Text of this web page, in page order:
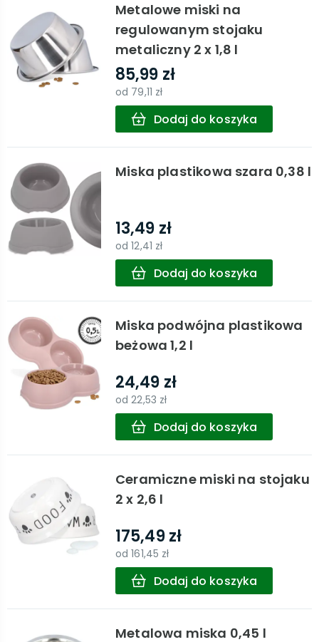
Metalowe miski na
regulowanym stojaku
metaliczny 2 x 1,8 l
85,99 zł
od 79,11 zł
Dodaj do koszyka
Miska plastikowa szara 0,38 l
13,49 zł
od12,41 zł
Dodaj do koszyka
Miska podwójna plastikowa
beżowa 1,2 l
24,49 zł
od22,53 zł
Dodaj do koszyka
Ceramiczne miski na stojaku
2 x 2,6 l
175,49 zł
od161,45 zł
Dodaj do koszyka
Metalowa miska 0,45 l